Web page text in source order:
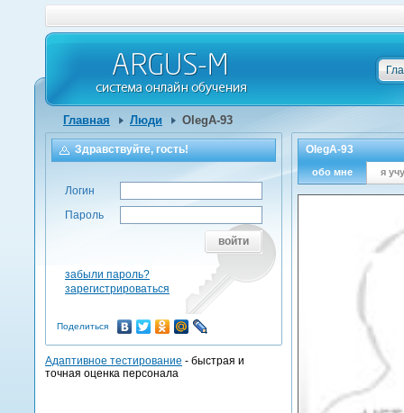
Главная Люди OlegA-93
OlegA-93
обо мне я
Здравствуйте, гость!
Логин
Пароль
войти
забыли пароль?
зарегистрироваться
Поделиться
Адаптивное тестирование - быстрая и
точная оценка персонала